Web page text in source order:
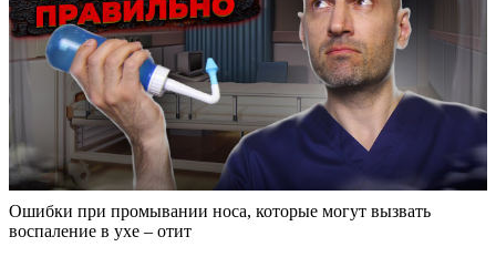
Ошибки при промывании носа, которые могут вызвать
воспаление в ухе – отит